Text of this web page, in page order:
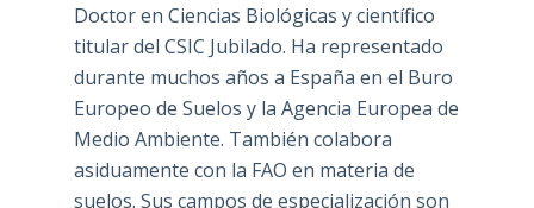
Doctor en Ciencias Biológicas y científico
titular del CSIC Jubilado. Ha representado
durante muchos años a España en el Buro
Europeo de Suelos y la Agencia Europea de
Medio Ambiente. También colabora
asiduamente con la FAO en materia de
suelos. Sus campos de especialización son